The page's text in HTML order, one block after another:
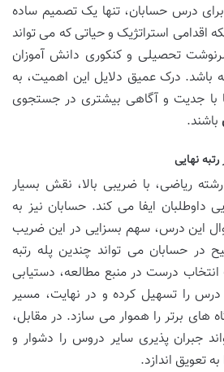
درس حسابان، تنها یک تصمیم ساده
اقدامی استراتژیک و حیاتی که می تواند
تحصیلی و کنکوری دانش آموزان
باشد. درک عمیق دلایل این اهمیت، به
با جدیت و آگاهی بیشتری در جستجوی
باشند.
نهایی
ریاضی، با ضریبی بالا، نقش بسیار
داوطلبان ایفا می کند. حسابان نیز به
این درس، سهم بسزایی در این ضریب
حسابان می تواند چندین پله رتبه
درست در منبع مطالعه، دستیابی
درس را تسهیل کرده و در نهایت، مسیر
های برتر را هموار می سازد. در مقابل،
جبران پذیری سایر دروس را دشوار و
تعویق اندازد.